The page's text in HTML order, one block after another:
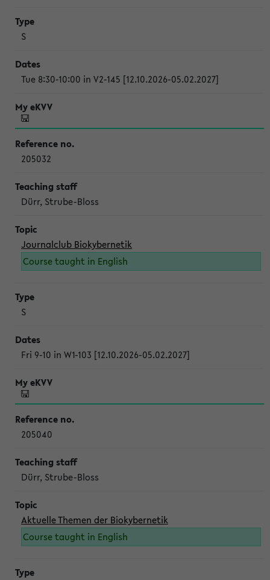
S
Tue 8:30-10:00 in V2-145 [12.10.2026-05.02.2027]
205032
Dürr, Strube-Bloss
Journalclub Biokybernetik
Course taught in English
S
Fri 9-10 in W1-103 [12.10.2026-05.02.2027]
205040
Dürr, Strube-Bloss
Aktuelle Themen der Biokybernetik
Course taught in English